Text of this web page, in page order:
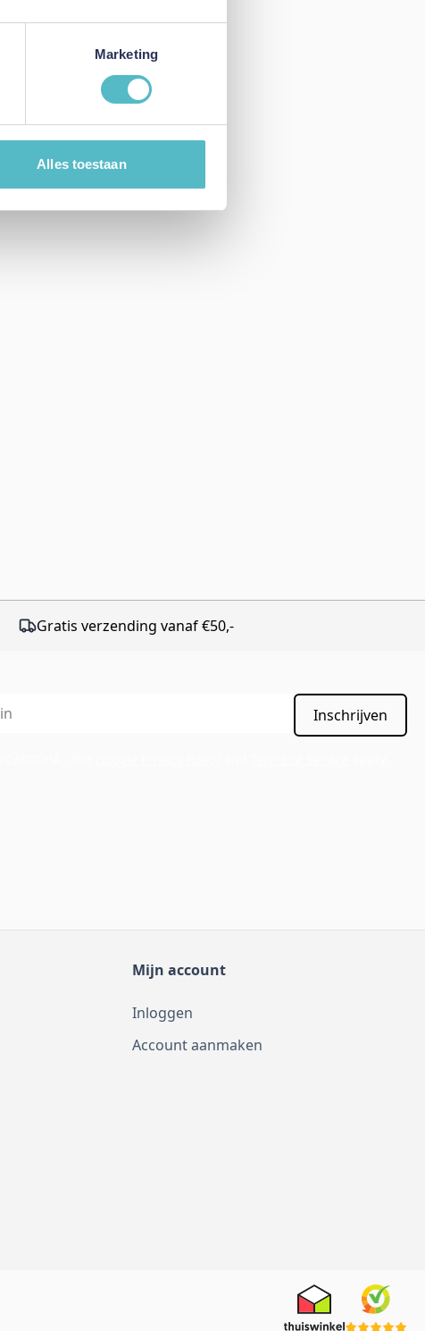
Marketing
Alles toestaan
Gratis verzending vanaf €50,-
Inschrijven
Mijn account
Inloggen
Account aanmaken